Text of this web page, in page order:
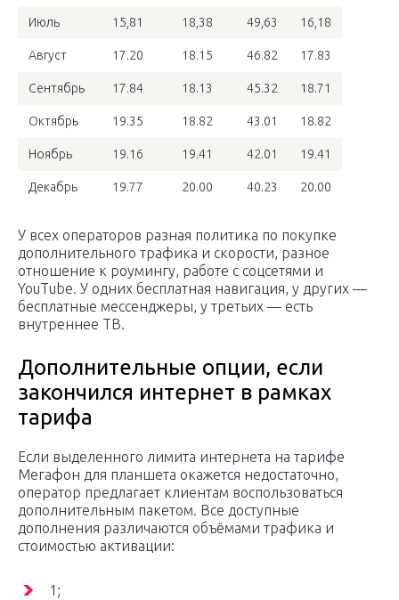
Июль 15,81 18,38 49,63 16,18
Август 17.20 18.15 46.82 17.83
Сентябрь 17.84 18.13 45.32 18.71
Октябрь 19.35 18.82 43.01 18.82
Ноябрь 19.16 19.41 42.01 19.41
Декабрь 19.77 20.00 40.23 20.00
У всех операторов разная политика по покупке
дополнительного трафика и скорости, разное
отношение к роумингу, работе с соцсетями и
YouTube. У одних бесплатная навигация, у других —
бесплатные мессенджеры, у третьих — есть
внутреннее ТВ.
Дополнительные опции, если
закончился интернет в рамках
тарифа
Если выделенного лимита интернета на тарифе
Мегафон для планшета окажется недостаточно,
оператор предлагает клиентам воспользоваться
дополнительным пакетом. Все доступные
дополнения различаются объёмами трафика и
стоимостью активации:
1;